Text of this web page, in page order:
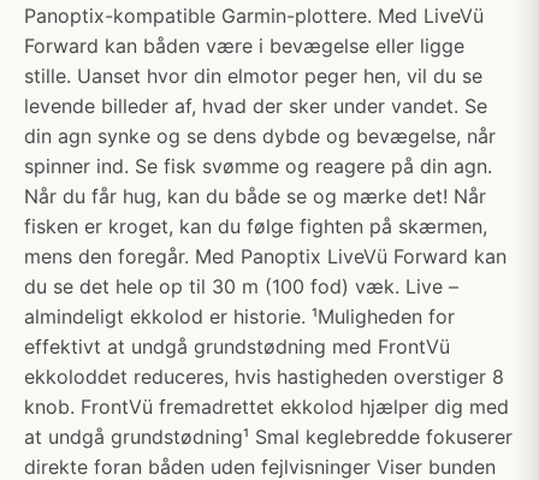
Panoptix-kompatible Garmin-plottere. Med LiveVü
Forward kan båden være i bevægelse eller ligge
stille. Uanset hvor din elmotor peger hen, vil du se
levende billeder af, hvad der sker under vandet. Se
din agn synke og se dens dybde og bevægelse, når
spinner ind. Se fisk svømme og reagere på din agn.
Når du får hug, kan du både se og mærke det! Når
fisken er kroget, kan du følge fighten på skærmen,
mens den foregår. Med Panoptix LiveVü Forward kan
du se det hele op til 30 m (100 fod) væk. Live –
almindeligt ekkolod er historie. ¹Muligheden for
effektivt at undgå grundstødning med FrontVü
ekkoloddet reduceres, hvis hastigheden overstiger 8
knob. FrontVü fremadrettet ekkolod hjælper dig med
at undgå grundstødning¹ Smal keglebredde fokuserer
direkte foran båden uden fejlvisninger Viser bunden